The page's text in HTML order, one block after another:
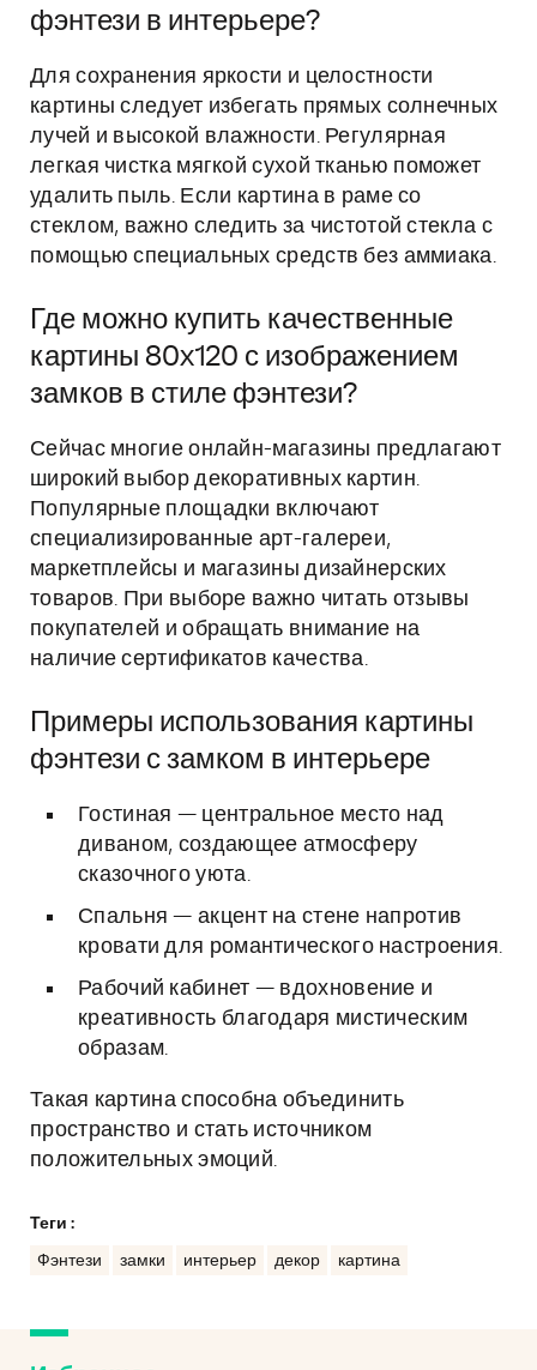
фэнтези в интерьере?
Для сохранения яркости и целостности
картины следует избегать прямых солнечных
лучей и высокой влажности. Регулярная
легкая чистка мягкой сухой тканью поможет
удалить пыль. Если картина в раме со
стеклом, важно следить за чистотой стекла с
помощью специальных средств без аммиака.
Где можно купить качественные
картины 80x120 с изображением
замков в стиле фэнтези?
Сейчас многие онлайн-магазины предлагают
широкий выбор декоративных картин.
Популярные площадки включают
специализированные арт-галереи,
маркетплейсы и магазины дизайнерских
товаров. При выборе важно читать отзывы
покупателей и обращать внимание на
наличие сертификатов качества.
Примеры использования картины
фэнтези с замком в интерьере
Гостиная — центральное место над
диваном, создающее атмосферу
сказочного уюта.
Спальня — акцент на стене напротив
кровати для романтического настроения.
Рабочий кабинет — вдохновение и
креативность благодаря мистическим
образам.
Такая картина способна объединить
пространство и стать источником
положительных эмоций.
Теги :
Фэнтези замки интерьер декор картина